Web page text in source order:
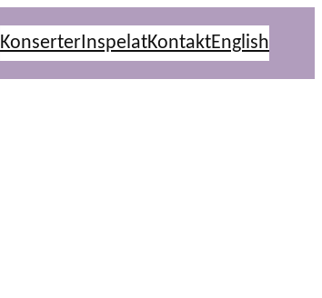
KonserterInspelatKontaktEnglish